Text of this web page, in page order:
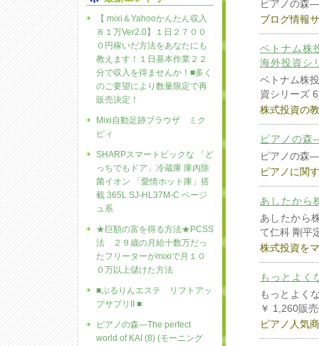
ピアノの森
ブログ情報
ベトナム株
海外投資シ
ベトナム株
資シリーズ
株式投資の
ピアノの
ピアノの森
ピアノに関
あしたから
あしたから
て仁科 剛平
株式投資を
もっとよく
もっとよく
￥ 1,260販
ピアノ人気
【 mixi＆Yahooかんたん収入
８１万Ver2.0】１日２７００
０円稼いだ方法をあなたにも
教えます！１日基本作業２２
分で収入を得ませんか！■多く
のご要望により数量限定で再
販売決定！
Mixi自動足跡ブラウザ ミク
ピィ
SHARPスマートビックな 「ど
っちでもドア」冷蔵庫 庫内除
菌イオン 「愛情ホット庫」搭
載 365L SJ-HL37M-C ベージ
ュ系
★巨額の富を得る方法★PCSS
法 ２９歳の月給十数万だっ
たフリーターがmixiで月１０
０万以上儲けた方法
■ぷるりんエステ リフトアッ
プサプリII ■
ピアノの森―The perfect
world of KAI (8) (モーニング